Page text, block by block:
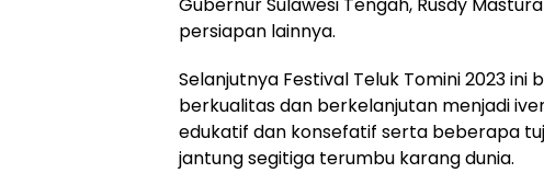
persiapan lainnya.
Selanjutnya Festival Teluk Tomini 2023
berkualitas dan berkelanjutan menjadi
edukatif dan konsefatif serta beberapa
jantung segitiga terumbu karang dunia.